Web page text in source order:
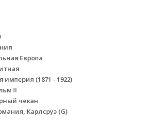
Европа
империя (1871 - 1922)
II
чекан
Карлсруэ (G)